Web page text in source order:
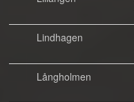
Lindhagen
Långholmen